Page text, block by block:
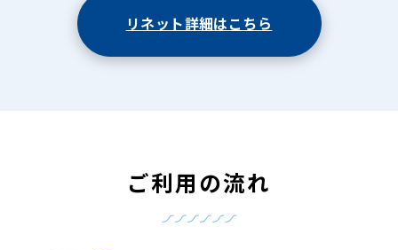
リネット詳細はこちら
ご利用の流れ